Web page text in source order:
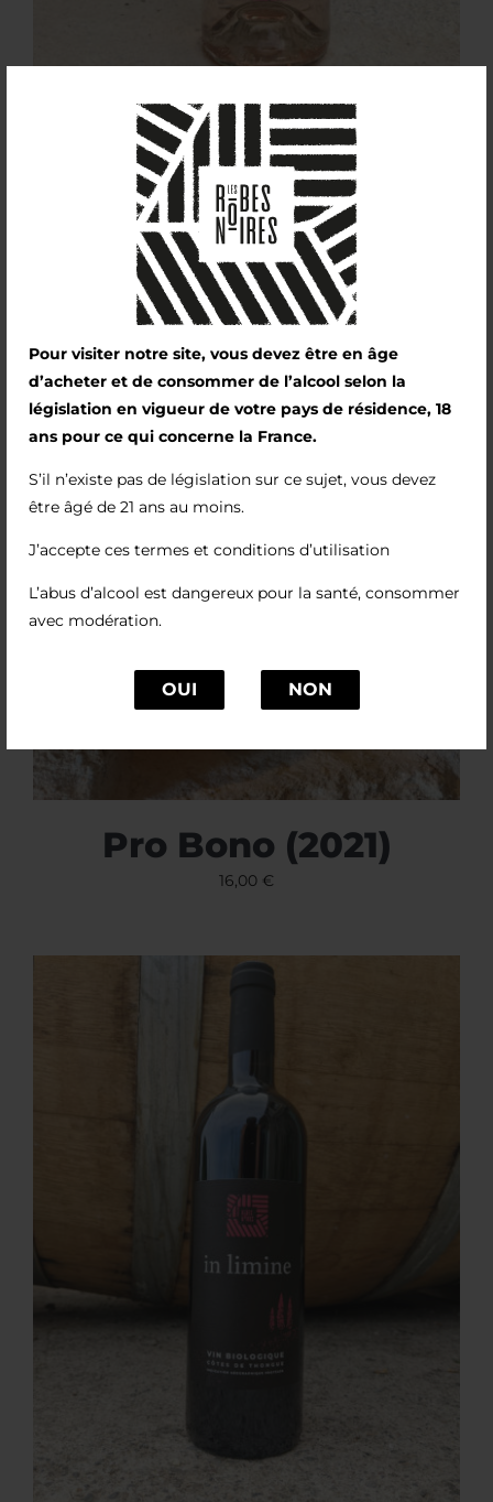
Pour visiter notre site, vous devez être en âge
d’acheter et de consommer de l’alcool selon la
législation en vigueur de votre pays de résidence, 18
ans pour ce qui concerne la France.
S’il n’existe pas de législation sur ce sujet, vous devez
être âgé de 21 ans au moins.
J’accepte ces termes et conditions d’utilisation
L’abus d’alcool est dangereux pour la santé, consommer
avec modération.
OUI NON
1134 (2022)
8,00€
Pro Bono (2021)
16,00 €